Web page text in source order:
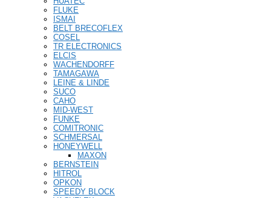
FLUKE
ISMAI
BELT BRECOFLEX
COSEL
TR ELECTRONICS
ELCIS
WACHENDORFF
TAMAGAWA
LEINE & LINDE
SUCO
CAHO
MID-WEST
FUNKE
COMITRONIC
SCHMERSAL
HONEYWELL
MAXON
BERNSTEIN
HITROL
OPKON
SPEEDY BLOCK